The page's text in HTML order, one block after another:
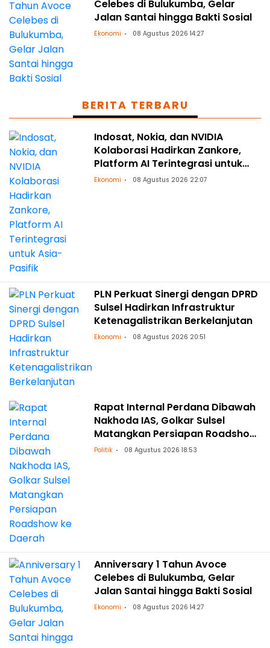
Celebes di Bulukumba, Gelar
Jalan Santai hingga Bakti Sosial
Ekonomi 08 Agustus 2026 14:27
BERITA TERBARU
Indosat, Nokia, dan NVIDIA
Kolaborasi Hadirkan Zankore,
Platform AI Terintegrasi untuk
Asia-Pasifik
Ekonomi 08 Agustus 2026 22:07
PLN Perkuat Sinergi dengan DPRD
Sulsel Hadirkan Infrastruktur
Ketenagalistrikan Berkelanjutan
Ekonomi 08 Agustus 2026 20:51
Rapat Internal Perdana Dibawah
Nakhoda IAS, Golkar Sulsel
Matangkan Persiapan Roadshow
ke Daerah
Politik 08 Agustus 2026 18:53
Anniversary 1 Tahun Avoce
Celebes di Bulukumba, Gelar
Jalan Santai hingga Bakti Sosial
Ekonomi 08 Agustus 2026 14:27